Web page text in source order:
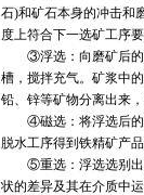
石)和矿石本身的冲击和
度上符合下一选矿工序要
③浮选：向磨矿后的矿
槽，搅拌充气。矿浆中
铅、锌等矿物分离出来
④磁选：将浮选后的矿
脱水工序得到铁精矿产品
⑤重选：浮选选别出硫
状的差异及其在介质中